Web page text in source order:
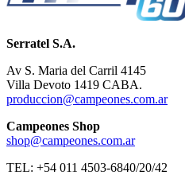
Serratel S.A.
Av S. Maria del Carril 4145
Villa Devoto 1419 CABA.
produccion@campeones.com.ar
Campeones Shop
shop@campeones.com.ar
TEL: +54 011 4503-6840/20/42